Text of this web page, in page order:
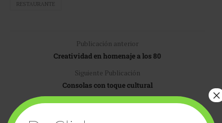
RESTAURANTE
Publicación anterior
Creatividad en homenaje a los 80
Siguiente Publicación
Consolas con toque cultural
×